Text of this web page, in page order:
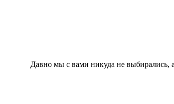
Давно мы с вами никуда не выбирались,